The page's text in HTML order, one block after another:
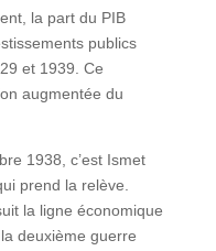
la part du PIB
publics
et 1939. Ce
augmentée du
1938, c’est Ismet
prend la relève.
la ligne économique
deuxième guerre